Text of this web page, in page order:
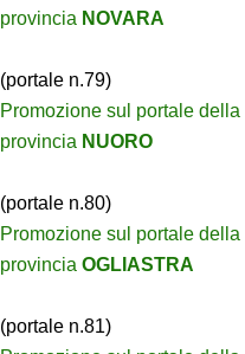
provincia NOVARA
(portale n.79)
Promozione sul portale della
provincia NUORO
(portale n.80)
Promozione sul portale della
provincia OGLIASTRA
(portale n.81)